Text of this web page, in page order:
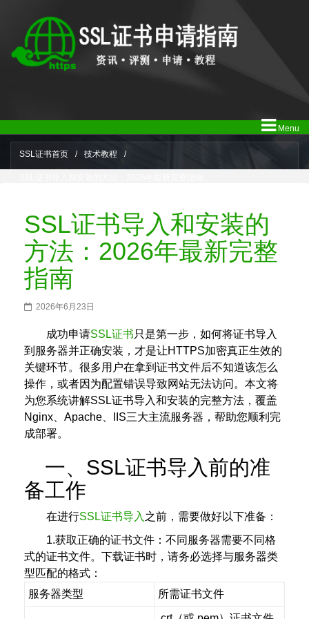
Menu
SSL证书首页 / 技术教程 /
SSL证书导入和安装的
方法：2026年最新完整
指南
2026年6月23日
成功申请SSL证书只是第一步，如何将证书导入
到服务器并正确安装，才是让HTTPS加密真正生效的
关键环节。很多用户在拿到证书文件后不知道该怎么
操作，或者因为配置错误导致网站无法访问。本文将
为您系统讲解SSL证书导入和安装的完整方法，覆盖
Nginx、Apache、IIS三大主流服务器，帮助您顺利完
成部署。
一、SSL证书导入前的准
备工作
在进行SSL证书导入 之前，需要做好以下准备：
1.获取正确的证书文件：不同服务器需要不同格
式的证书文件。下载证书时，请务必选择与服务器类
型匹配的格式：
服务器类型
所需证书文件